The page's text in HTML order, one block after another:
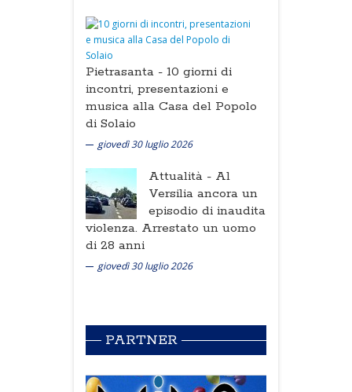
Pietrasanta - 10 giorni di
incontri, presentazioni e
musica alla Casa del Popolo
di Solaio
giovedì 30 luglio 2026
Attualità - Al
Versilia ancora un
episodio di inaudita
violenza. Arrestato un uomo
di 28 anni
giovedì 30 luglio 2026
PARTNER